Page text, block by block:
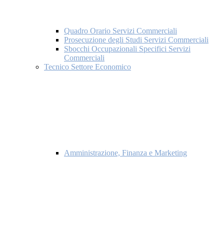
Quadro Orario Servizi Commerciali
Prosecuzione degli Studi Servizi Commerciali
Sbocchi Occupazionali Specifici Servizi
Commerciali
Tecnico Settore Economico
Amministrazione, Finanza e Marketing